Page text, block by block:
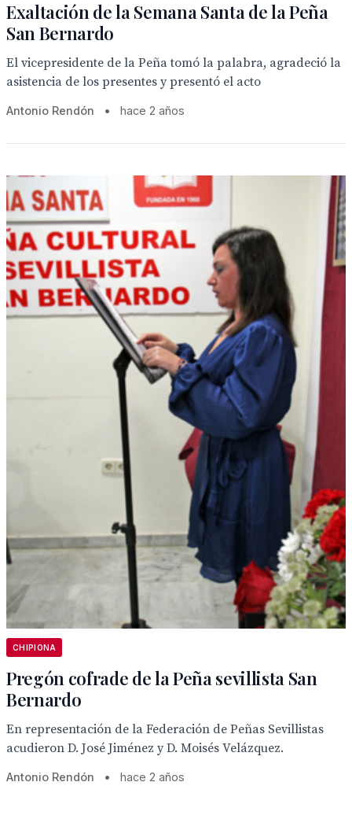
Exaltación de la Semana Santa de la Peña
San Bernardo
El vicepresidente de la Peña tomó la palabra, agradeció la
asistencia de los presentes y presentó el acto
Antonio Rendón • hace 2 años
CHIPIONA
Pregón cofrade de la Peña sevillista San
Bernardo
En representación de la Federación de Peñas Sevillistas
acudieron D. José Jiménez y D. Moisés Velázquez.
Antonio Rendón • hace 2 años